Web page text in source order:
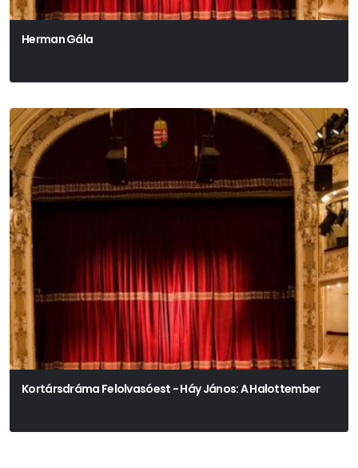
Herman Gála
Kortársdráma Felolvasóest - Háy János: A Halottember